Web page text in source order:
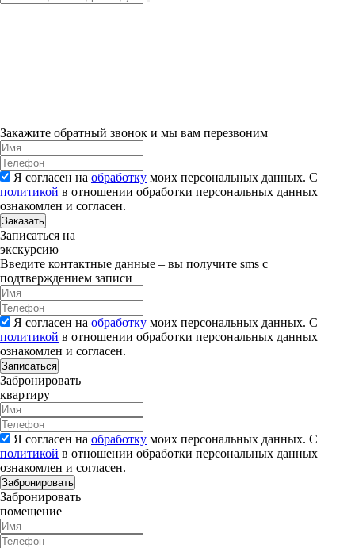
Закажите обратный звонок и мы вам перезвоним
Я согласен на обработку моих персональных данных. С
политикой в отношении обработки персональных данных
ознакомлен и согласен.
Заказать
Записаться на
экскурсию
Введите контактные данные – вы получите sms с
подтверждением записи
Я согласен на обработку моих персональных данных. С
политикой в отношении обработки персональных данных
ознакомлен и согласен.
Записаться
Забронировать
квартиру
Я согласен на обработку моих персональных данных. С
политикой в отношении обработки персональных данных
ознакомлен и согласен.
Забронировать
Забронировать
помещение